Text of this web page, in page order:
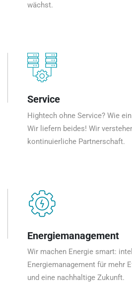
wächst.
Service
Hightech ohne Service? Wie
Wir liefern beides! Wir
kontinuierliche Partnerschaft.
Energiemanagement
Wir machen Energie smart:
Energiemanagement für mehr
und eine nachhaltige Zukunft.